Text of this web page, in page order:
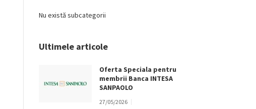
Nu există subcategorii
Ultimele articole
Oferta Speciala pentru
membrii Banca INTESA
SANPAOLO
27/05/2026